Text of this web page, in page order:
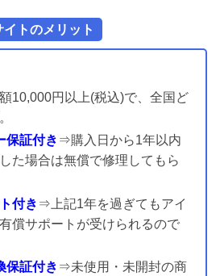
トのメリット
10,000円以上(税込)で、全国ど
保証付き ⇒購入日から1年以内
た場合は無償で修理してもら
付き ⇒上記1年を過ぎてもアイ
償サポートが受けられるので
保証付き ⇒未使用・未開封の商